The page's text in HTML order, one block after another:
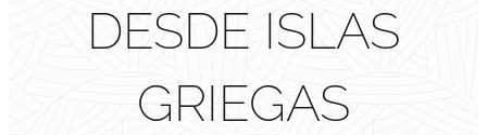
DESDE ISLAS
GRIEGAS